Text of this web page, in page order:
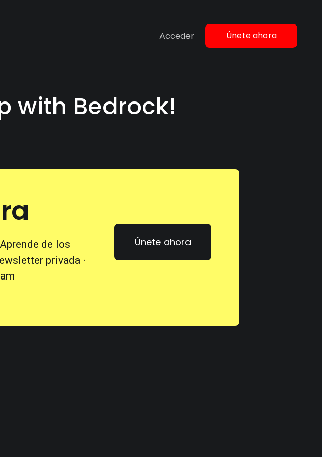
Acceder Únete ahora
with Bedrock!
de los
privada ·
Únete ahora